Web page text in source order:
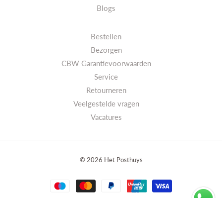
Blogs
Bestellen
Bezorgen
CBW Garantievoorwaarden
Service
Retourneren
Veelgestelde vragen
Vacatures
© 2026 Het Posthuys